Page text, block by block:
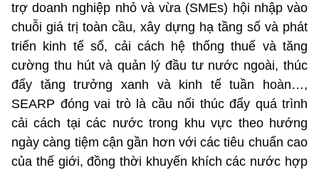
trợ doanh nghiệp nhỏ và vừa (SMEs) hội nhập vào
chuỗi giá trị toàn cầu, xây dựng hạ tầng số và phát
triển kinh tế số, cải cách hệ thống thuế và tăng
cường thu hút và quản lý đầu tư nước ngoài, thúc
đẩy tăng trưởng xanh và kinh tế tuần hoàn…,
SEARP đóng vai trò là cầu nối thúc đẩy quá trình
cải cách tại các nước trong khu vực theo hướng
ngày càng tiệm cận gần hơn với các tiêu chuẩn cao
của thế giới, đồng thời khuyến khích các nước hợp